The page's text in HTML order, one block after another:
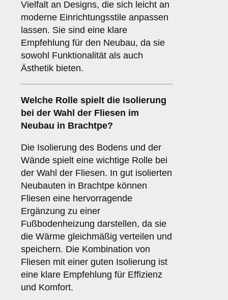
Vielfalt an Designs, die sich leicht an
moderne Einrichtungsstile anpassen
lassen. Sie sind eine klare
Empfehlung für den Neubau, da sie
sowohl Funktionalität als auch
Ästhetik bieten.
Welche Rolle spielt die Isolierung
bei der Wahl der Fliesen im
Neubau in Brachtpe?
Die Isolierung des Bodens und der
Wände spielt eine wichtige Rolle bei
der Wahl der Fliesen. In gut isolierten
Neubauten in Brachtpe können
Fliesen eine hervorragende
Ergänzung zu einer
Fußbodenheizung darstellen, da sie
die Wärme gleichmäßig verteilen und
speichern. Die Kombination von
Fliesen mit einer guten Isolierung ist
eine klare Empfehlung für Effizienz
und Komfort.